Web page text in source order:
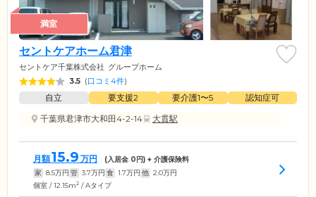
満室
セントケアホーム君津
セントケア千葉株式会社 グループホーム
3.5 (口コミ4件)
自立 要支援2 要介護1〜5
認知症可
千葉県君津市大和田4-2-14
大貫駅
月額15.9 万円 (入居金 0円) + 介護保険料
家 8.5万円 管 3.7万円 食 1.7万円 他 2.0万円
個室 / 12.15m2 / Aタイプ